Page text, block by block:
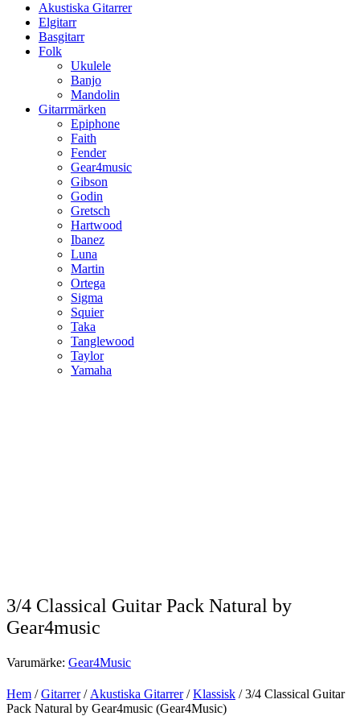
Akustiska Gitarrer
Elgitarr
Basgitarr
Folk
Ukulele
Banjo
Mandolin
Gitarrmärken
Epiphone
Faith
Fender
Gear4music
Gibson
Godin
Gretsch
Hartwood
Ibanez
Luna
Martin
Ortega
Sigma
Squier
Taka
Tanglewood
Taylor
Yamaha
3/4 Classical Guitar Pack Natural by
Gear4music
Varumärke: Gear4Music
Hem /Gitarrer/Akustiska Gitarrer/Klassisk / 3/4 Classical Guitar
Pack Natural by Gear4music (Gear4Music)